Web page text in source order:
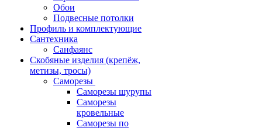
Обои
Подвесные потолки
Профиль и комплектующие
Сантехника
Санфаянс
Скобяные изделия (крепёж,
метизы, тросы)
Саморезы
Саморезы шурупы
Саморезы
кровельные
Саморезы по